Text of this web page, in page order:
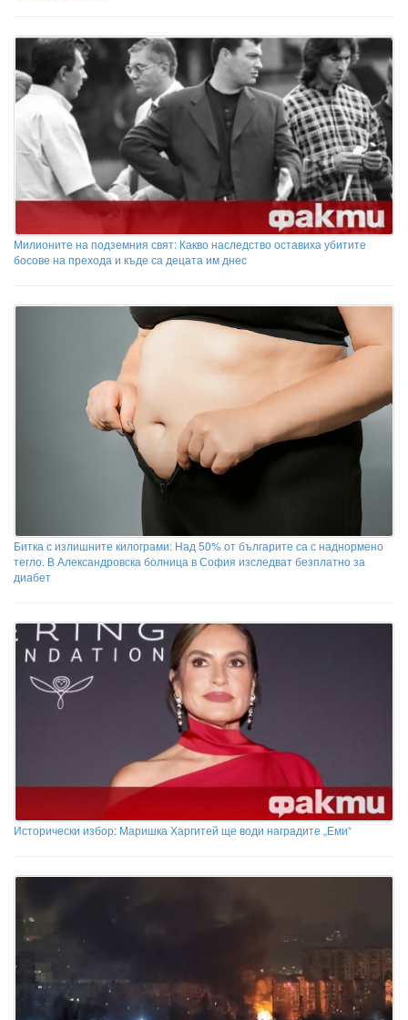
Милионите на подземния свят: Какво наследство оставиха убитите
босове на прехода и къде са децата им днес
Битка с излишните килограми: Над 50% от българите са с наднормено
тегло. В Александровска болница в София изследват безплатно за
диабет
Исторически избор: Маришка Харгитей ще води наградите „Еми“